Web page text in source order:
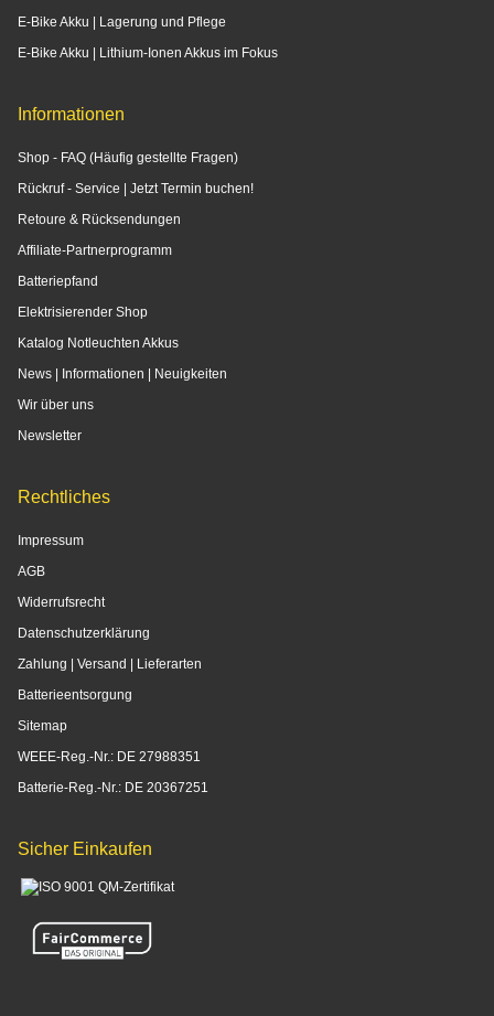
E-Bike Akku | Lagerung und Pflege
E-Bike Akku | Lithium-Ionen Akkus im Fokus
Informationen
Shop - FAQ (Häufig gestellte Fragen)
Rückruf - Service | Jetzt Termin buchen!
Retoure & Rücksendungen
Affiliate-Partnerprogramm
Batteriepfand
Elektrisierender Shop
Katalog Notleuchten Akkus
News | Informationen | Neuigkeiten
Wir über uns
Newsletter
Rechtliches
Impressum
AGB
Widerrufsrecht
Datenschutzerklärung
Zahlung | Versand | Lieferarten
Batterieentsorgung
Sitemap
WEEE-Reg.-Nr.: DE 27988351
Batterie-Reg.-Nr.: DE 20367251
Sicher Einkaufen